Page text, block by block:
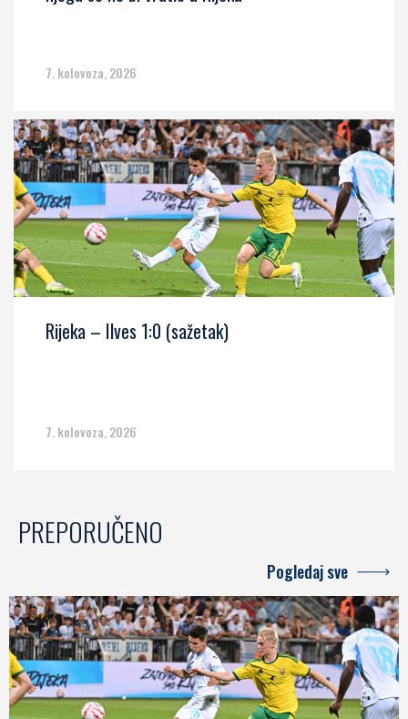
7. kolovoza, 2026
Rijeka – Ilves 1:0 (sažetak)
7. kolovoza, 2026
PREPORUČENO
Pogledaj sve